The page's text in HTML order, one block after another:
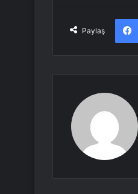
Paylaş